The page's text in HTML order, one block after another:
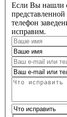
Если Вы нашли
телефон
исправим.